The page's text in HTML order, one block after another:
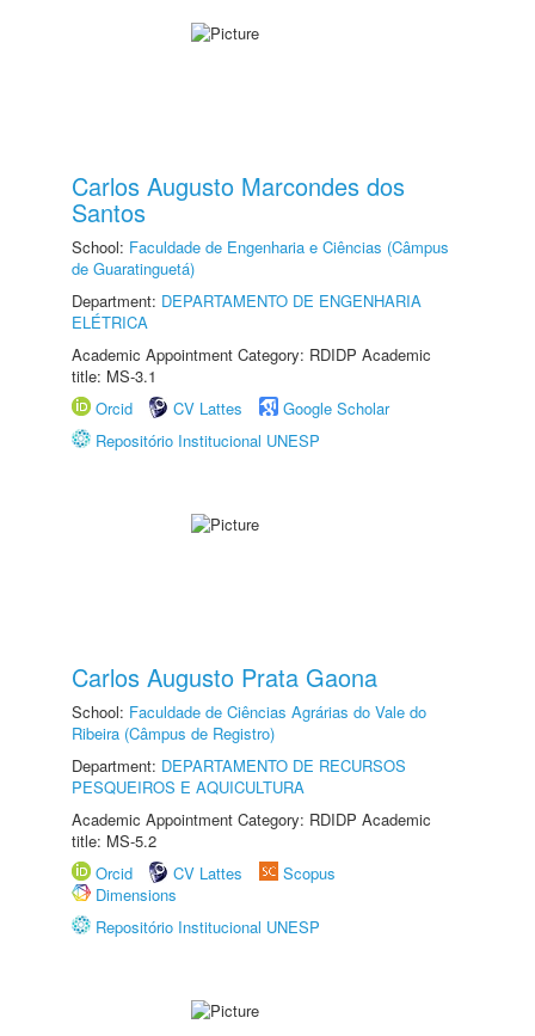
Carlos Augusto Marcondes dos
Santos
School: Faculdade de Engenharia e Ciências (Câmpus
de Guaratinguetá)
Department: DEPARTAMENTO DE ENGENHARIA
ELÉTRICA
Academic Appointment Category: RDIDP Academic
title: MS-3.1
Orcid
CV Lattes
Google Scholar
Repositório Institucional UNESP
Carlos Augusto Prata Gaona
School: Faculdade de Ciências Agrárias do Vale do
Ribeira (Câmpus de Registro)
Department: DEPARTAMENTO DE RECURSOS
PESQUEIROS E AQUICULTURA
Academic Appointment Category: RDIDP Academic
title: MS-5.2
Orcid
CV Lattes
Scopus
Dimensions
Repositório Institucional UNESP